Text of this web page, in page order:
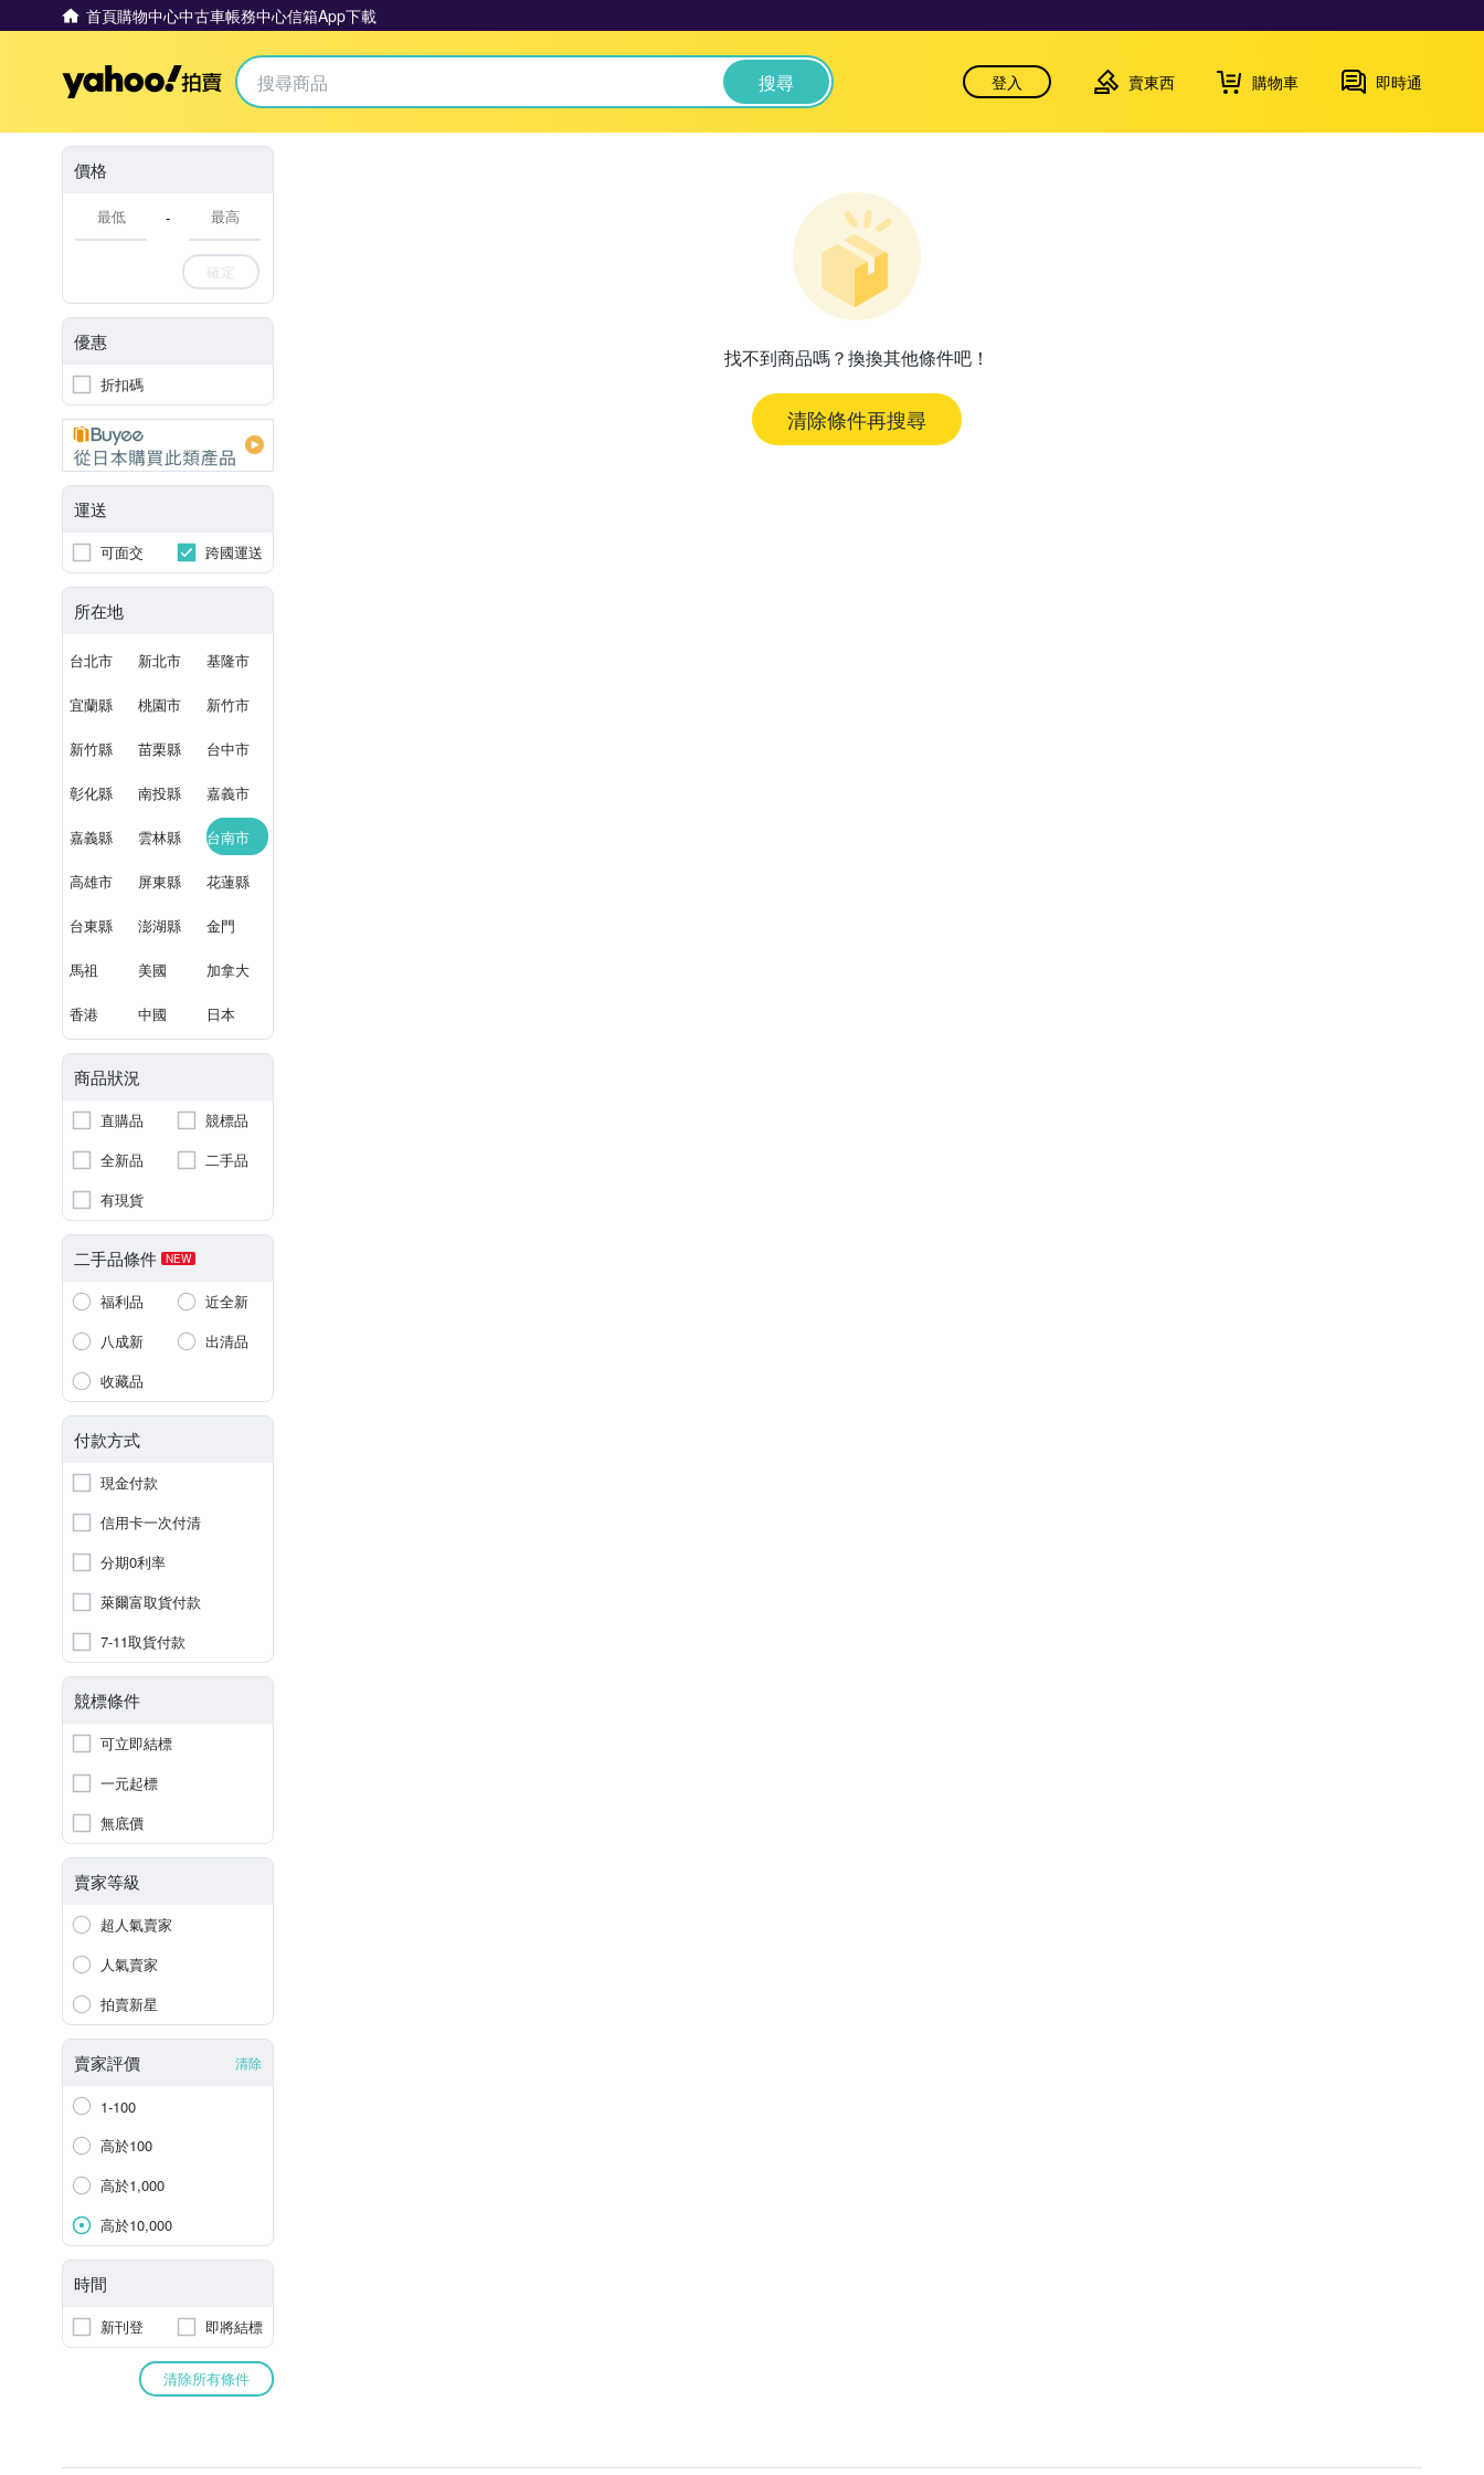
首頁購物中心中古車帳務中心信箱App下載
Yahoo拍賣 搜尋 登入 賣東西 購物車 即時通
價格
-
確定
優惠
折扣碼
運送
可面交 跨國運送
所在地
台北市 新北市 基隆市
宜蘭縣 桃園市 新竹市
新竹縣 苗栗縣 台中市
彰化縣 南投縣 嘉義市
嘉義縣 雲林縣 台南市
高雄市 屏東縣 花蓮縣
台東縣 澎湖縣 金門
馬祖 美國 加拿大
香港 中國 日本
商品狀況
直購品
競標品
全新品
二手品
有現貨
二手品條件 NEW
福利品
近全新
八成新
出清品
收藏品
付款方式
現金付款
信用卡一次付清
分期0利率
萊爾富取貨付款
7-11取貨付款
競標條件
可立即結標
一元起標
無底價
賣家等級
超人氣賣家
人氣賣家
拍賣新星
賣家評價 清除
1-100
高於100
高於1,000
高於10,000
時間
新刊登 即將結標
清除所有條件
找不到商品嗎？換換其他條件吧！
清除條件再搜尋